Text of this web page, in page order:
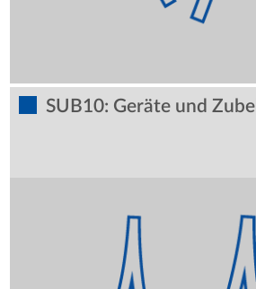
SUB10: Geräte und